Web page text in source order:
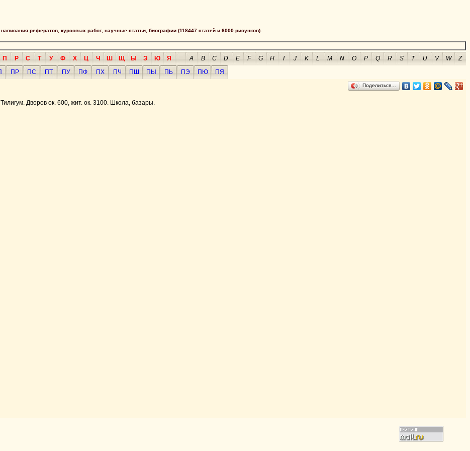
рефератов, курсовых работ, научные статьи, биографии (118447 статей и 6000 рисунков).
П Р С Т У Ф Х Ц Ч Ш Щ Ы Э Ю Я A B C D E F G H I J K L M N O P Q R S T U V W
Z
ПР ПС ПТ ПУ ПФ ПХ ПЧ ПШ ПЫ ПЬ ПЭ ПЮ
ПЯ
Поделиться…
Дворов ок. 600, жит. ок. 3100. Школа, базары.